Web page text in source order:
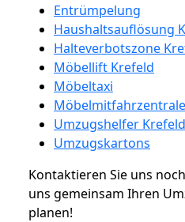
Entrümpelung
Haushaltsauflösung
Halteverbotszone
Möbellift Krefeld
Möbeltaxi
Möbelmitfahrzentrale
Umzugshelfer Krefeld
Umzugskartons
Kontaktieren Sie uns
uns gemeinsam Ihren
planen!